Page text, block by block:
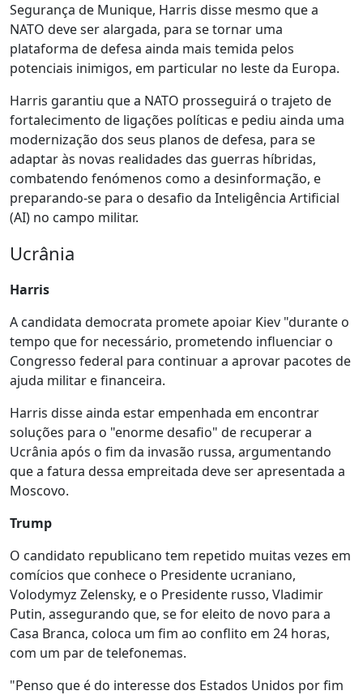
Segurança de Munique, Harris disse mesmo que a
NATO deve ser alargada, para se tornar uma
plataforma de defesa ainda mais temida pelos
potenciais inimigos, em particular no leste da Europa.
Harris garantiu que a NATO prosseguirá o trajeto de
fortalecimento de ligações políticas e pediu ainda uma
modernização dos seus planos de defesa, para se
adaptar às novas realidades das guerras híbridas,
combatendo fenómenos como a desinformação, e
preparando-se para o desafio da Inteligência Artificial
(AI) no campo militar.
Ucrânia
Harris
A candidata democrata promete apoiar Kiev "durante o
tempo que for necessário, prometendo influenciar o
Congresso federal para continuar a aprovar pacotes de
ajuda militar e financeira.
Harris disse ainda estar empenhada em encontrar
soluções para o "enorme desafio" de recuperar a
Ucrânia após o fim da invasão russa, argumentando
que a fatura dessa empreitada deve ser apresentada a
Moscovo.
Trump
O candidato republicano tem repetido muitas vezes em
comícios que conhece o Presidente ucraniano,
Volodymyz Zelensky, e o Presidente russo, Vladimir
Putin, assegurando que, se for eleito de novo para a
Casa Branca, coloca um fim ao conflito em 24 horas,
com um par de telefonemas.
"Penso que é do interesse dos Estados Unidos por fim